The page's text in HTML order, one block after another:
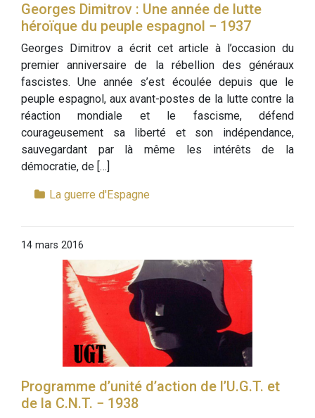
Georges Dimitrov : Une année de lutte
héroïque du peuple espagnol − 1937
Georges Dimitrov a écrit cet article à l’occasion du
premier anniversaire de la rébellion des généraux
fascistes. Une année s’est écoulée depuis que le
peuple espagnol, aux avant-postes de la lutte contre la
réaction mondiale et le fascisme, défend
courageusement sa liberté et son indépendance,
sauvegardant par là même les intérêts de la
démocratie, de […]
La guerre d'Espagne
14 mars 2016
Programme d’unité d’action de l’U.G.T. et
de la C.N.T. − 1938